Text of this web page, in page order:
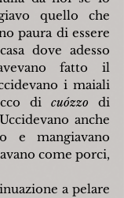
quello che
paura di essere
dove adesso
fatto il
i maiali
di cuózzo di
anche
e mangiavano
come porci,
a pelare